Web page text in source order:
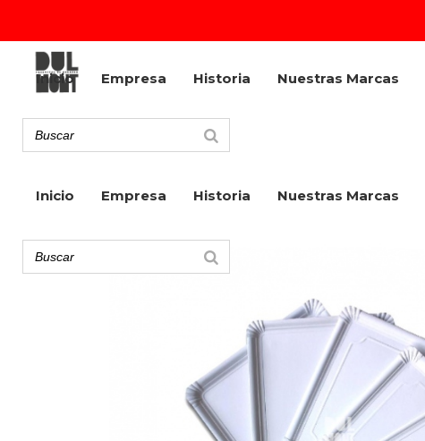
Inicio Empresa Historia Nuestras Marcas
Inicio Empresa Historia Nuestras Marcas